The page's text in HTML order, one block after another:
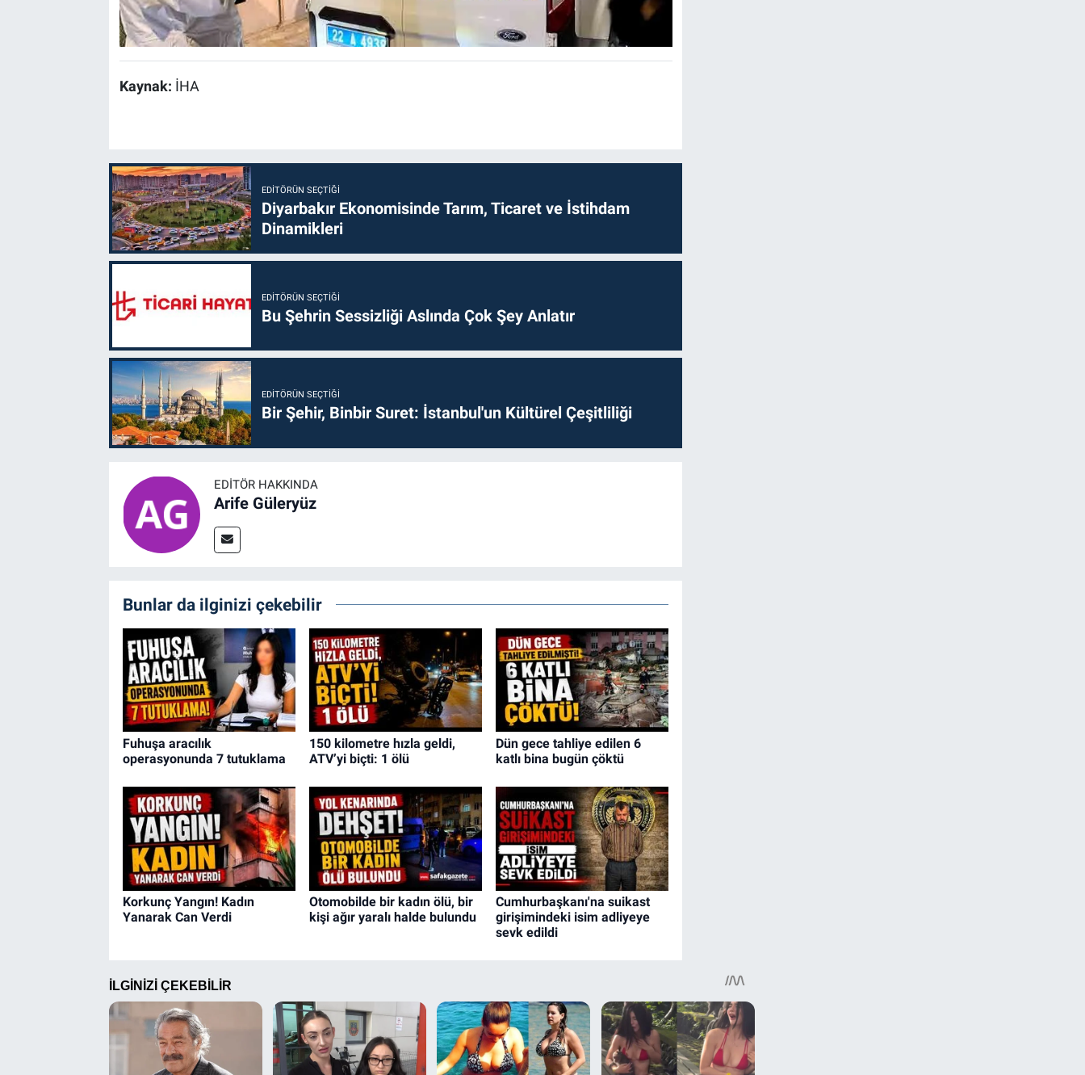
Kaynak: İHA
EDITÖRÜN SEÇTIĞI
Diyarbakır Ekonomisinde Tarım, Ticaret ve İstihdam
Dinamikleri
EDITÖRÜN SEÇTIĞI
Bu Şehrin Sessizliği Aslında Çok Şey Anlatır
EDITÖRÜN SEÇTIĞI
Bir Şehir, Binbir Suret: İstanbul'un Kültürel Çeşitliliği
EDITÖR HAKKINDA
Arife Güleryüz
Bunlar da ilginizi çekebilir
Fuhuşa aracılık
operasyonunda 7 tutuklama
150 kilometre hızla geldi,
ATV’yi biçti: 1 ölü
Dün gece tahliye edilen 6
katlı bina bugün çöktü
Korkunç Yangın! Kadın
Yanarak Can Verdi
Otomobilde bir kadın ölü, bir
kişi ağır yaralı halde bulundu
Cumhurbaşkanı'na suikast
girişimindeki isim adliyeye
sevk edildi